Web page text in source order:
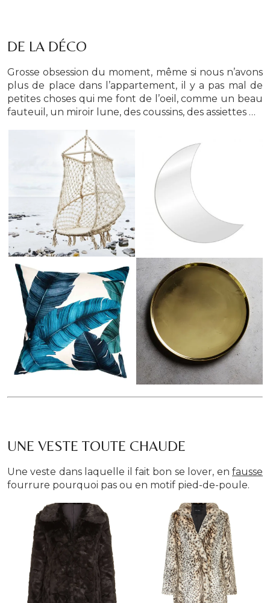
DE LA DÉCO
Grosse obsession du moment, même si nous n’avons
plus de place dans l’appartement, il y a pas mal de
petites choses qui me font de l’oeil, comme un beau
fauteuil, un miroir lune, des coussins, des assiettes …
UNE VESTE TOUTE CHAUDE
Une veste dans laquelle il fait bon se lover, en fausse
fourrure pourquoi pas ou en motif pied-de-poule.